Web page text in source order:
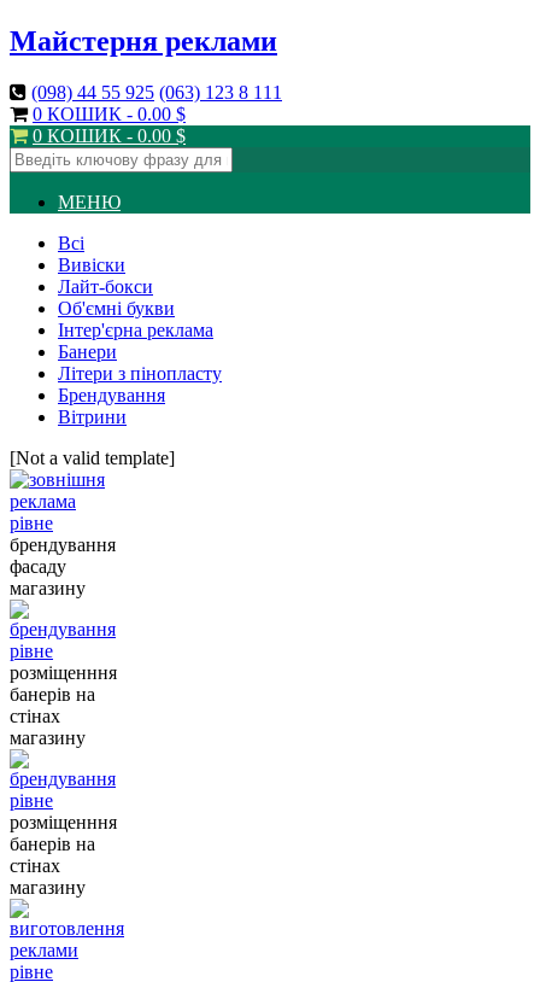
Майстерня реклами
(098) 44 55 925 (063) 123 8 111
0 КОШИК - 0.00 $
0 КОШИК - 0.00 $
МЕНЮ
Всі
Вивіски
Лайт-бокси
Об'ємні букви
Інтер'єрна реклама
Банери
Літери з пінопласту
Брендування
Вітрини
[Not a valid template]
брендування
фасаду
магазину
розміщенння
банерів на
стінах
магазину
розміщенння
банерів на
стінах
магазину